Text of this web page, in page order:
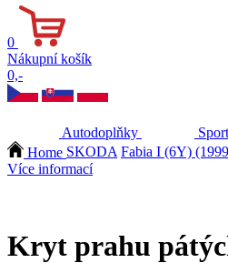
0
Nákupní košík
0,-
Autodoplňky Sport
Home SKODA Fabia I (6Y)
Více informací
Kryt prahu